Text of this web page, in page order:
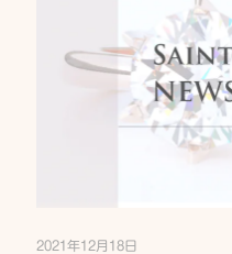
2021年12月18日